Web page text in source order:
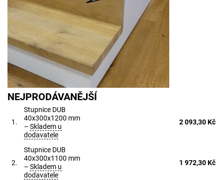
NEJPRODÁVANĚJŠÍ
1.
Stupnice DUB
40x300x1200 mm
– Skladem u
dodavatele
2 093,30 Kč
2.
Stupnice DUB
40x300x1100 mm
– Skladem u
dodavatele
1 972,30 Kč